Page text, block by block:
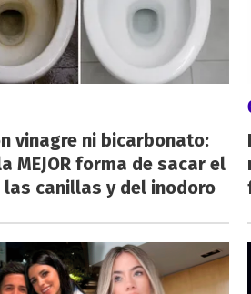
vinagre ni bicarbonato:
MEJOR forma de sacar el
canillas y del inodoro